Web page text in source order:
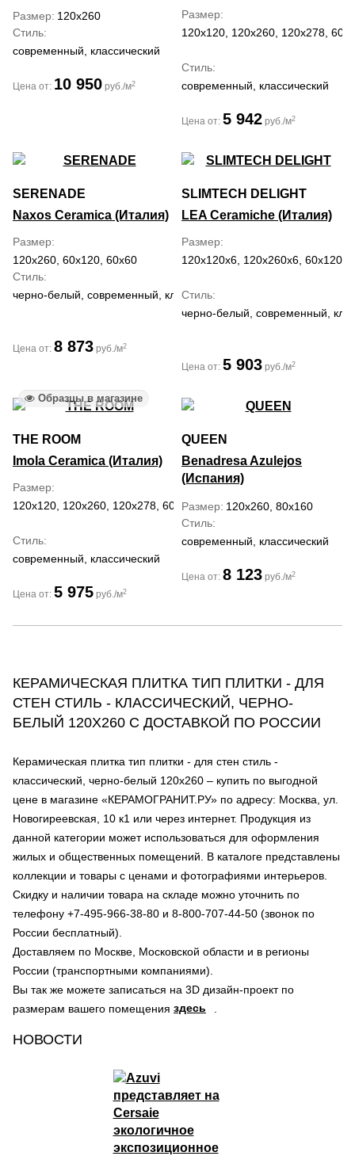
Размер 120x260
Стиль
современный, классический
Цена от: 10 950 руб./м2
Размер
120x120, 120x260, 120x278,
Стиль
современный, классический
Цена от: 5 942 руб./м2
SERENADE
Naxos Ceramica (Италия)
Размер
120x260, 60x120, 60x60
Стиль
черно-белый, современный, классический,
Цена от: 8 873 руб./м2
SLIMTECH DELIGHT
LEA Ceramiche (Италия)
Размер
120x120x6, 120x260x6, 60x120x6
Стиль
черно-белый, современный,
Цена от: 5 903 руб./м2
Образцы в магазине
THE ROOM
Imola Ceramica (Италия)
Размер
120x120, 120x260, 120x278, 60x120, 60x60
Стиль
современный, классический
Цена от: 5 975 руб./м2
QUEEN
Benadresa Azulejos
(Испания)
Размер 120x260, 80x160
Стиль
современный, классический
Цена от: 8 123 руб./м2
КЕРАМИЧЕСКАЯ ПЛИТКА ТИП ПЛИТКИ - ДЛЯ
СТЕН СТИЛЬ - КЛАССИЧЕСКИЙ, ЧЕРНО-
БЕЛЫЙ 120Х260 С ДОСТАВКОЙ ПО РОССИИ
Керамическая плитка тип плитки - для стен стиль -
классический, черно-белый 120х260 – купить по выгодной
цене в магазине «КЕРАМОГРАНИТ.РУ» по адресу: Москва, ул.
Новогиреевская, 10 к1 или через интернет. Продукция из
данной категории может использоваться для оформления
жилых и общественных помещений. В каталоге представлены
коллекции и товары с ценами и фотографиями интерьеров.
Скидку и наличии товара на складе можно уточнить по
телефону +7-495-966-38-80 и 8-800-707-44-50 (звонок по
России бесплатный).
Доставляем по Москве, Московской области и в регионы
России (транспортными компаниями).
Вы так же можете записаться на 3D дизайн-проект по
размерам вашего помещения здесь
НОВОСТИ